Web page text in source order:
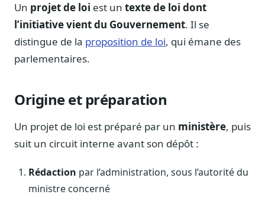
Notes, briefings, tableaux de bord
Fiches parlementaires
Parcours, mandats, prises de position
Registre HATVP
Affaires publiques
Affaires réglementaires
JO, décrets, conseil des ministres, AAI
Un projet de loi est un texte de loi dont
l’initiative vient du Gouvernement. Il se
distingue de la proposition de loi, qui émane des
parlementaires.
Origine et préparation
Un projet de loi est préparé par un ministère, puis
suit un circuit interne avant son dépôt :
Rédaction par l’administration, sous l’autorité du
ministre concerné